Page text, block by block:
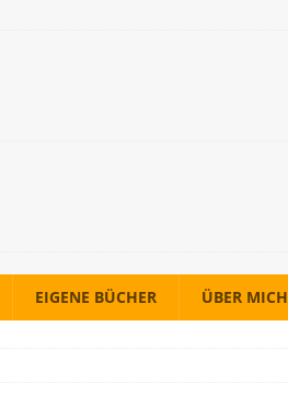
EIGENE BÜCHER ÜBER MICH